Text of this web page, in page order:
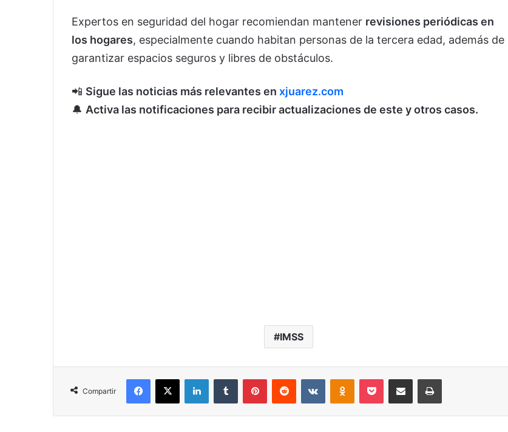
Expertos en seguridad del hogar recomiendan mantener revisiones periódicas en
los hogares, especialmente cuando habitan personas de la tercera edad, además de
garantizar espacios seguros y libres de obstáculos.
📲 Sigue las noticias más relevantes en xjuarez.com
🔔 Activa las notificaciones para recibir actualizaciones de este y otros casos.
IMSS
Compartir
Facebook
X LinkedInTumblr PinterestReddit VKontakteOdnoklassniki
Pocket Share via Email Print